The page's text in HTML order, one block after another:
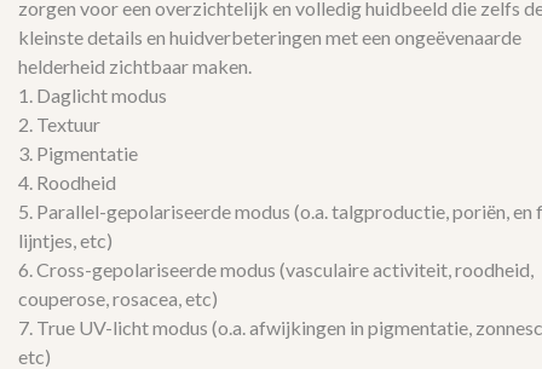
zorgen voor een overzichtelijk en volledig huidbeeld die zelfs
kleinste details en huidverbeteringen met een ongeëvenaarde
helderheid zichtbaar maken.
1. Daglicht modus
2. Textuur
3. Pigmentatie
4. Roodheid
5. Parallel-gepolariseerde modus (o.a. talgproductie, poriën, en
lijntjes, etc)
6. Cross-gepolariseerde modus (vasculaire activiteit, roodheid,
couperose, rosacea, etc)
7. True UV-licht modus (o.a. afwijkingen in pigmentatie,
etc)